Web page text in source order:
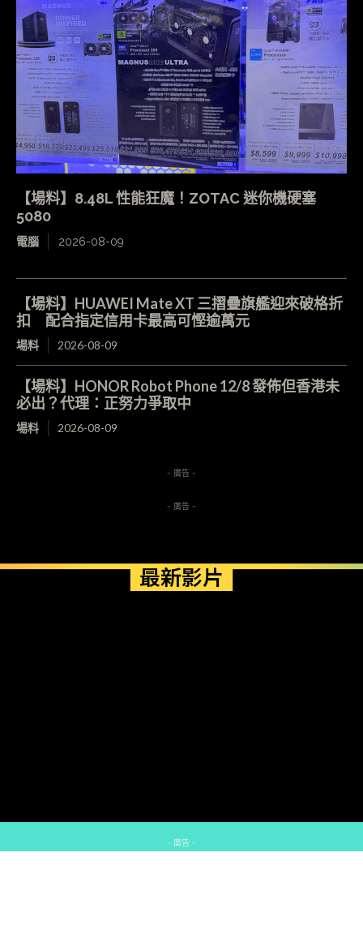
【場料】8.48L 性能狂魔！ZOTAC 迷你機硬塞
5080
電腦 2026-08-09
【場料】HUAWEI Mate XT 三摺疊旗艦迎來破格折
扣 配合指定信用卡最高可慳逾萬元
場料 2026-08-09
【場料】HONOR Robot Phone 12/8 發佈但香港未
必出？代理：正努力爭取中
場料 2026-08-09
- 廣告 -
- 廣告 -
最新影片
- 廣告 -